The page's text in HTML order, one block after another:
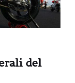
del